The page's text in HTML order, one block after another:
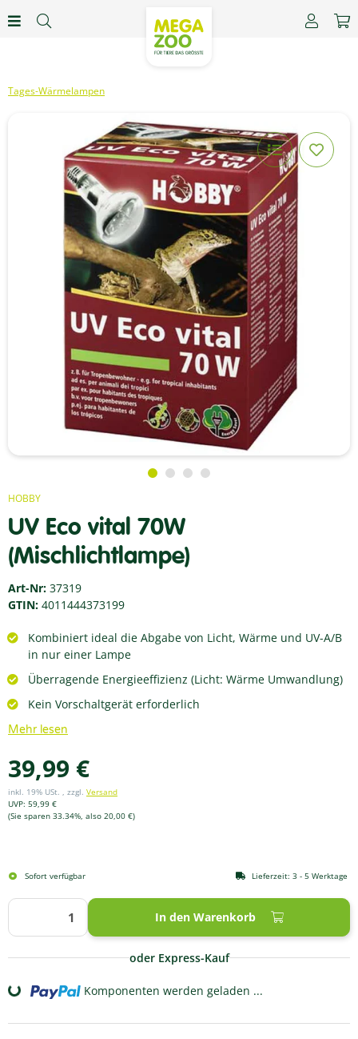
Tages-Wärmelampen
HOBBY
UV Eco vital 70W
(Mischlichtlampe)
Art-Nr: 37319
GTIN: 4011444373199
Kombiniert ideal die Abgabe von Licht, Wärme und UV-A/B
in nur einer Lampe
Überragende Energieeffizienz (Licht: Wärme Umwandlung)
Kein Vorschaltgerät erforderlich
Mehr lesen
39,99 €
inkl. 19% USt. , zzgl. Versand
UVP: 59,99 €
(Sie sparen 33.34%, also 20,00 €)
In den Warenkorb
Sofort verfügbar Lieferzeit: 3 - 5 Werktage
oder Express-Kauf
Loading... Komponenten werden geladen ...